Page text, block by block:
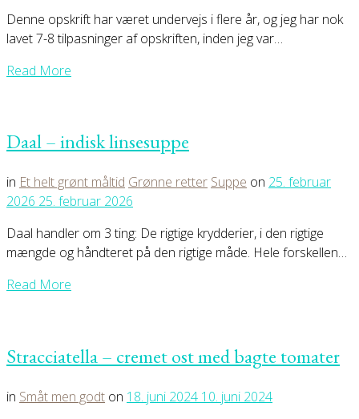
Denne opskrift har været undervejs i flere år, og jeg har nok
lavet 7-8 tilpasninger af opskriften, inden jeg var…
Read More
Daal – indisk linsesuppe
in Et helt grønt måltid Grønne retter Suppe on 25. februar
2026 25. februar 2026
Daal handler om 3 ting: De rigtige krydderier, i den rigtige
mængde og håndteret på den rigtige måde. Hele forskellen…
Read More
Stracciatella – cremet ost med bagte tomater
in Småt men godt on 18. juni 2024 10. juni 2024